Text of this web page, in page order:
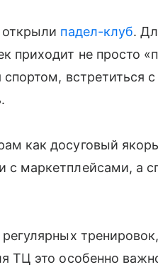
падел-клуб.
приходит не просто
встретиться
как досуговый
маркетплейсами, а
ТЦ это особенно